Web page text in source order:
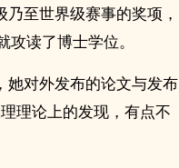
至世界级赛事的奖项，
读了博士学位。
她对外发布的论文与发布
理论上的发现，有点不